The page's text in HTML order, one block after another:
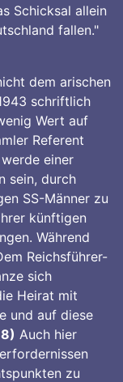
Schicksal allein
fallen."
dem arischen
schriftlich
Wert auf
Referent
einer
sein, durch
SS-Männer zu
künftigen
Während
Reichsführer-
sich
Heirat mit
und auf diese
Auch hier
zu